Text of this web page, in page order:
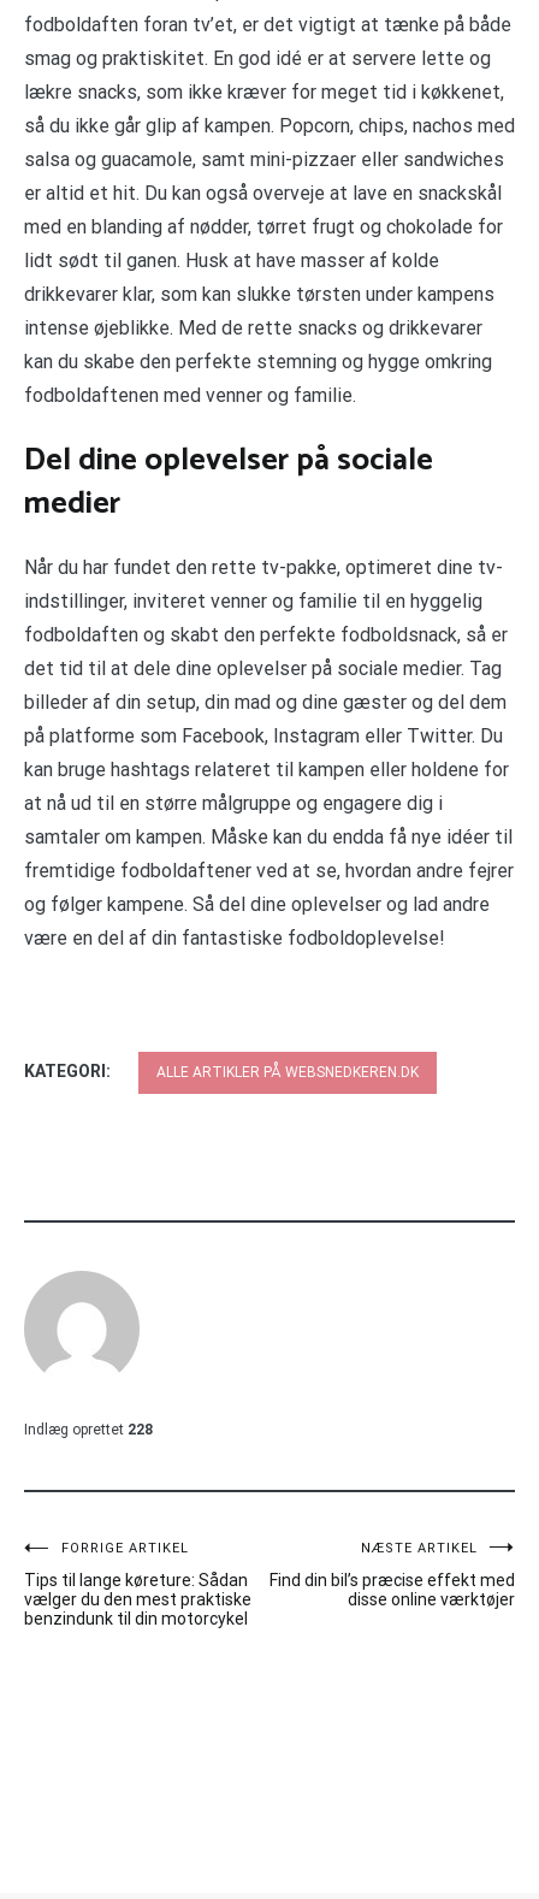
fodboldaften foran tv’et, er det vigtigt at tænke på både
smag og praktiskitet. En god idé er at servere lette og
lækre snacks, som ikke kræver for meget tid i køkkenet,
så du ikke går glip af kampen. Popcorn, chips, nachos med
salsa og guacamole, samt mini-pizzaer eller sandwiches
er altid et hit. Du kan også overveje at lave en snackskål
med en blanding af nødder, tørret frugt og chokolade for
lidt sødt til ganen. Husk at have masser af kolde
drikkevarer klar, som kan slukke tørsten under kampens
intense øjeblikke. Med de rette snacks og drikkevarer
kan du skabe den perfekte stemning og hygge omkring
fodboldaftenen med venner og familie.
Del dine oplevelser på sociale
medier
Når du har fundet den rette tv-pakke, optimeret dine tv-
indstillinger, inviteret venner og familie til en hyggelig
fodboldaften og skabt den perfekte fodboldsnack, så er
det tid til at dele dine oplevelser på sociale medier. Tag
billeder af din setup, din mad og dine gæster og del dem
på platforme som Facebook, Instagram eller Twitter. Du
kan bruge hashtags relateret til kampen eller holdene for
at nå ud til en større målgruppe og engagere dig i
samtaler om kampen. Måske kan du endda få nye idéer til
fremtidige fodboldaftener ved at se, hvordan andre fejrer
og følger kampene. Så del dine oplevelser og lad andre
være en del af din fantastiske fodboldoplevelse!
KATEGORI: ALLE ARTIKLER PÅ WEBSNEDKEREN.DK
Indlæg oprettet 228
Indlægsnavigation
FORRIGE ARTIKEL
Tips til lange køreture: Sådan
vælger du den mest praktiske
benzindunk til din motorcykel
NÆSTE ARTIKEL
Find din bil’s præcise effekt med
disse online værktøjer